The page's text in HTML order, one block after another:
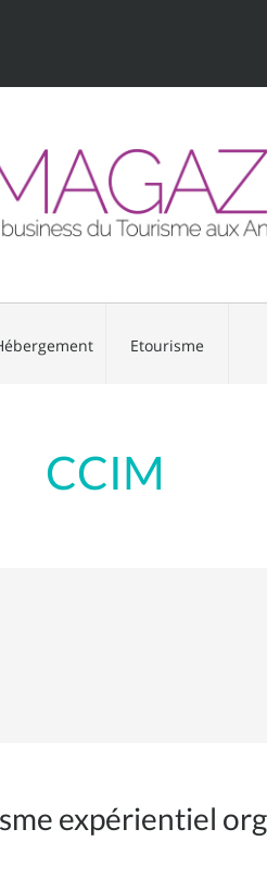
Etourisme
CCIM
expérientiel